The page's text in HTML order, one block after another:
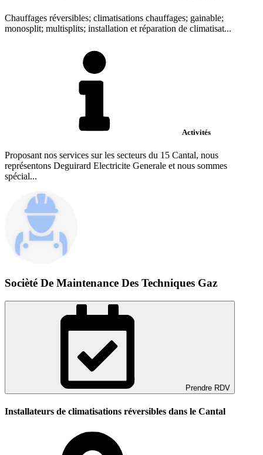
Chauffages réversibles; climatisations chauffages; gainable;
monosplit; multisplits; installation et réparation de climatisat...
Activités
Proposant nos services sur les secteurs du 15 Cantal, nous
représentons Deguirard Electricite Generale et nous sommes
spécial...
Socièté De Maintenance Des Techniques Gaz
Prendre RDV
Installateurs de climatisations réversibles dans le Cantal